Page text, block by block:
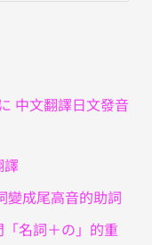
中文翻譯日文發音
譯
變成尾高音的助詞
名詞＋の」的重